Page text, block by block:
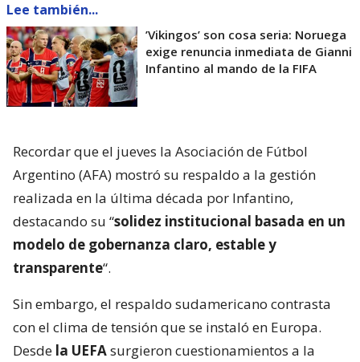
Lee también...
’Vikingos’ son cosa seria: Noruega
exige renuncia inmediata de Gianni
Infantino al mando de la FIFA
Recordar que el jueves la Asociación de Fútbol
Argentino (AFA) mostró su respaldo a la gestión
realizada en la última década por Infantino,
destacando su “solidez institucional basada en un
modelo de gobernanza claro, estable y
transparente“.
Sin embargo, el respaldo sudamericano contrasta
con el clima de tensión que se instaló en Europa.
Desde la UEFAsurgieron cuestionamientos a la